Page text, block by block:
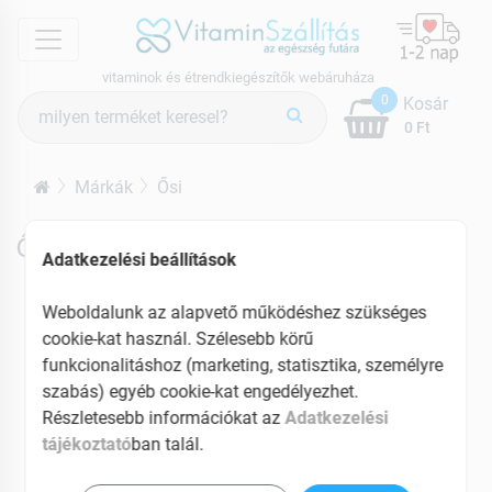
menu
vitaminok és étrendkiegészítők webáruháza
keresés
0
0 Ft
Kosár
Márkák Ősi
Ősi termékek
Adatkezelési beállítások
Weboldalunk az alapvető működéshez szükséges
cookie-kat használ. Szélesebb körű
funkcionalitáshoz (marketing, statisztika, személyre
szabás) egyéb cookie-kat engedélyezhet.
Részletesebb információkat azAdatkezelési
tájékoztatóban talál.